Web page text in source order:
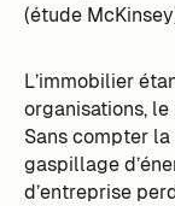
(étude
L’immobilier
organisations,
Sans compter
gaspillage
d’entreprise